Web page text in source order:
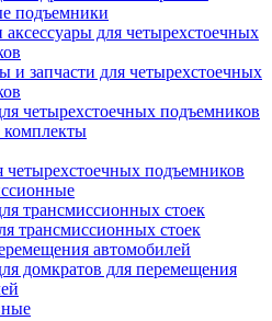
подъемники
аксессуары для четырехстоечных
и запчасти для четырехстоечных
четырехстоечных подъемников
подъемников
трансмиссионных стоек
трансмиссионных стоек
автомобилей
домкратов для перемещения